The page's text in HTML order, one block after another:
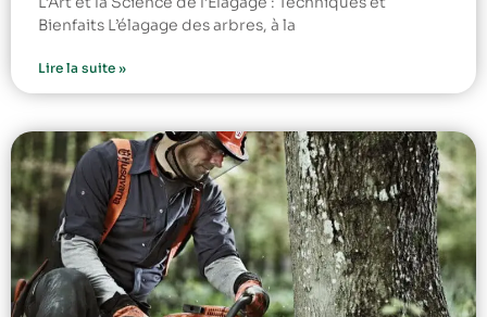
Bienfaits L’élagage des arbres, à la
Lire la suite »